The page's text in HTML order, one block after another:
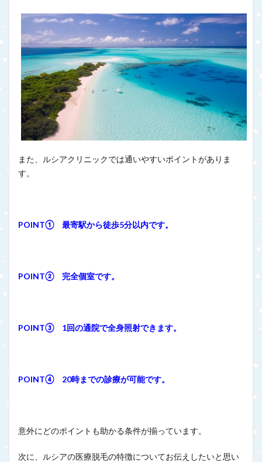
また、ルシアクリニックでは通いやすいポイントがありま
す。
POINT① 最寄駅から徒歩5分以内です。
POINT② 完全個室です。
POINT③ 1回の通院で全身照射できます。
POINT④ 20時までの診療が可能です。
意外にどのポイントも助かる条件が揃っています。
次に、ルシアの医療脱毛の特徴についてお伝えしたいと思い